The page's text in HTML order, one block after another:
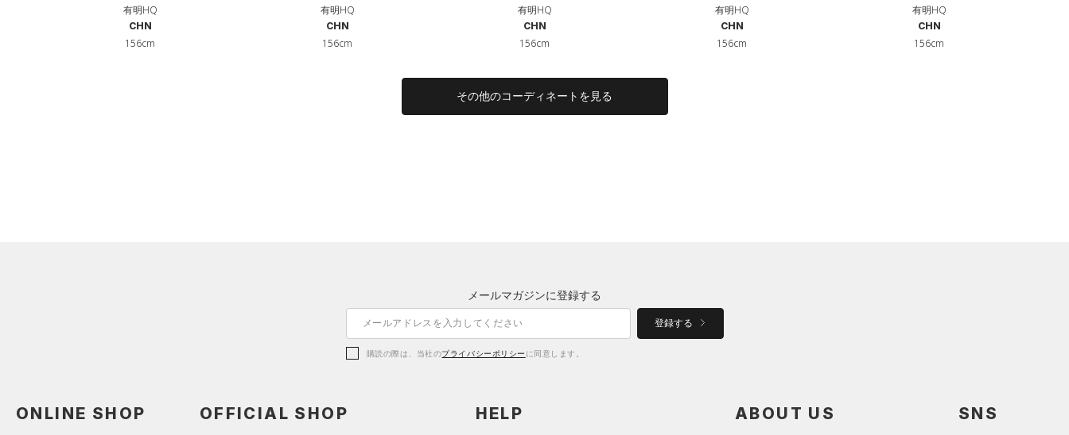
有明HQ
CHN
156cm
有明HQ
CHN
156cm
有明HQ
CHN
156cm
有明HQ
CHN
156cm
有明HQ
CHN
156cm
その他のコーディネートを見る
メールマガジンに登録する
登録する
購読の際は、当社のプライバシーポリシー に同意します。
ONLINE SHOP OFFICIAL SHOP HELP ABOUT US SNS